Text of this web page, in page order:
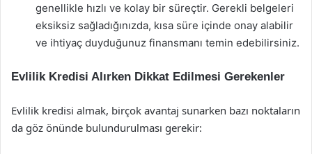
genellikle hızlı ve kolay bir süreçtir. Gerekli belgeleri
eksiksiz sağladığınızda, kısa süre içinde onay alabilir
ve ihtiyaç duyduğunuz finansmanı temin edebilirsiniz.
Evlilik Kredisi Alırken Dikkat Edilmesi Gerekenler
Evlilik kredisi almak, birçok avantaj sunarken bazı noktaların
da göz önünde bulundurulması gerekir: